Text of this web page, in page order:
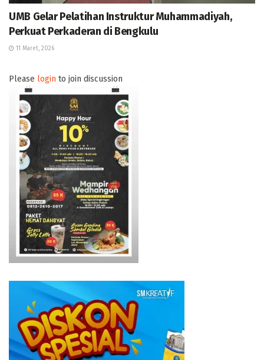
UMB Gelar Pelatihan Instruktur Muhammadiyah,
Perkuat Perkaderan di Bengkulu
11 Maret, 2026
Please login to join discussion